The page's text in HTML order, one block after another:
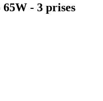
- 3 prises